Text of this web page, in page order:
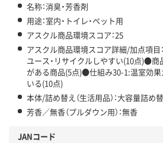
名称：消臭・芳香剤
用途：室内・トイレ・ペット用
アスクル商品環境スコア：25
アスクル商品環境スコア詳細/加点項目
ユース・リサイクルしやすい(10点)●
がある商品(5点)●仕組み30-1:温室効
いる(10点)
本体/詰め替え（生活用品）：大容量詰め
芳香／無香（プルダウン用）：無香
JANコード